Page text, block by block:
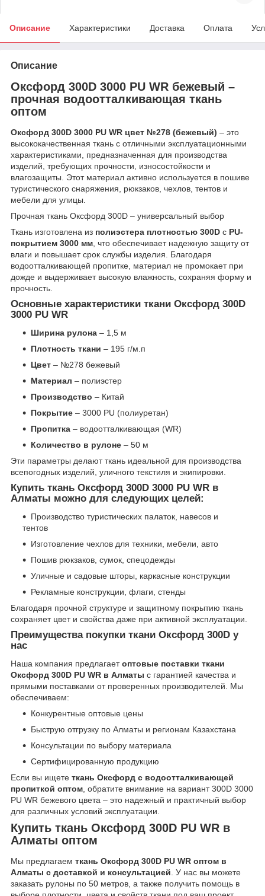
Описание Характеристики Доставка Оплата
Описание
Оксфорд 300D 3000 PU WR бежевый –
прочная водоотталкивающая ткань
оптом
Оксфорд 300D 3000 PU WR цвет №278 (бежевый) – это
высококачественная ткань с отличными эксплуатационными
характеристиками, предназначенная для производства
изделий, требующих прочности, износостойкости и
влагозащиты. Этот материал активно используется в пошиве
туристического снаряжения, рюкзаков, чехлов, тентов и
мебели для улицы.
Прочная ткань Оксфорд 300D – универсальный выбор
Ткань изготовлена из полиэстера плотностью 300D с PU-
покрытием 3000 мм, что обеспечивает надежную защиту от
влаги и повышает срок службы изделия. Благодаря
водоотталкивающей пропитке, материал не промокает при
дожде и выдерживает высокую влажность, сохраняя форму и
прочность.
Основные характеристики ткани Оксфорд 300D
3000 PU WR
Ширина рулона – 1,5 м
Плотность ткани – 195 г/м.п
Цвет – №278 бежевый
Материал – полиэстер
Производство – Китай
Покрытие – 3000 PU (полиуретан)
Пропитка – водоотталкивающая (WR)
Количество в рулоне – 50 м
Эти параметры делают ткань идеальной для производства
всепогодных изделий, уличного текстиля и экипировки.
Купить ткань Оксфорд 300D 3000 PU WR в
Алматы можно для следующих целей:
Производство туристических палаток, навесов и
тентов
Изготовление чехлов для техники, мебели, авто
Пошив рюкзаков, сумок, спецодежды
Уличные и садовые шторы, каркасные конструкции
Рекламные конструкции, флаги, стенды
Благодаря прочной структуре и защитному покрытию ткань
сохраняет цвет и свойства даже при активной эксплуатации.
Преимущества покупки ткани Оксфорд 300D у
нас
Наша компания предлагаетоптовые поставки ткани
Оксфорд 300D PU WR в Алматы с гарантией качества и
прямыми поставками от проверенных производителей. Мы
обеспечиваем:
Конкурентные оптовые цены
Быструю отгрузку по Алматы и регионам Казахстана
Консультации по выбору материала
Сертифицированную продукцию
Если вы ищете ткань Оксфорд с водоотталкивающей
пропиткой оптом , обратите внимание на вариант 300D 3000
PU WR бежевого цвета – это надежный и практичный выбор
для различных условий эксплуатации.
Купить ткань Оксфорд 300D PU WR в
Алматы оптом
Мы предлагаем ткань Оксфорд 300D PU WR оптом в
Алматы с доставкой и консультацией. У нас вы можете
заказать рулоны по 50 метров, а также получить помощь в